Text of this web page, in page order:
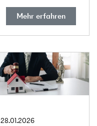
Mehr erfahren
28.01.2026